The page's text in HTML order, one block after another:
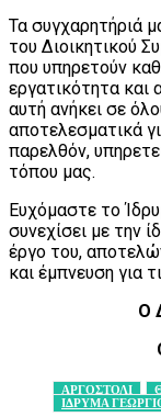
Τα συγχαρητήριά
του Διοικητικού
που υπηρετούν
εργατικότητα και
αυτή ανήκει σε
αποτελεσματικά
παρελθόν,
τόπου μας.
Ευχόμαστε το
συνεχίσει με την
έργο του,
και έμπνευση για
Ο
ΑΡΓΟΣΤΟΛΙ
ΙΔΡΥΜΑ